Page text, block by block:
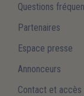
Questions
Partenaires
Espace presse
Annonceurs
Contact et accès